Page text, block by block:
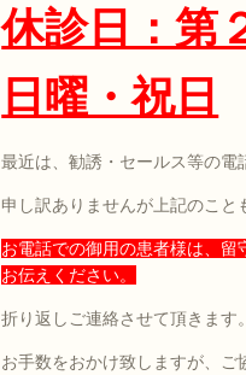
休診日：第
日曜・祝日
最近は、勧誘・セールス等の電
申し訳ありませんが上記のこと
お電話での御用の患者様は、
お伝えください。
折り返しご連絡させて頂きます。
お手数をおかけ致しますが、ご